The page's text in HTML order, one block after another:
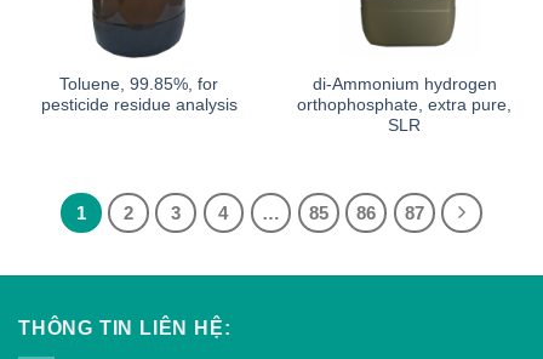
Toluene, 99.85%, for
pesticide residue analysis
di-Ammonium hydrogen
orthophosphate, extra pure,
SLR
1 2 3 4 … 85 86 87
THÔNG TIN LIÊN HỆ: